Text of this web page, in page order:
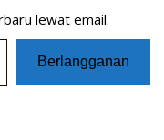
lewat email.
Berlangganan